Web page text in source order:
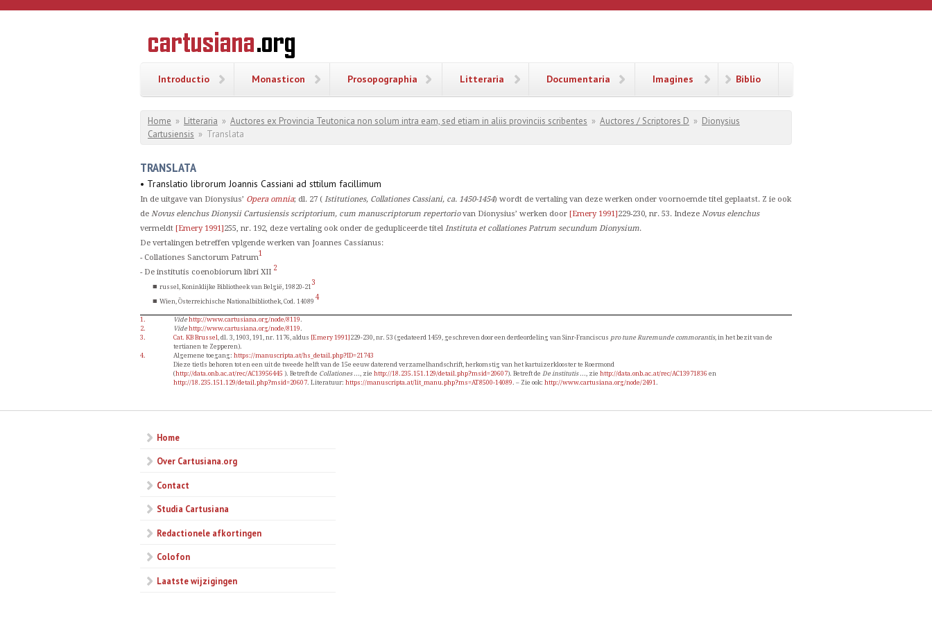
Overslaan en naar de inhoud gaan
CARTUSIANA
Geschiedenis
van de
Introductio Monasticon Prosopographia Litteraria Documentaria Imagines Biblio
U bent hier
Home » Litteraria » Auctores ex Provincia Teutonica non solum intra eam, sed etiam in aliis provinciis scribentes » Auctores / Scriptores D » Dionysius
Cartusiensis » Translata
TRANSLATA
• Translatio librorum Joannis Cassiani ad sttilum facillimum
In de uitgave van Dionysius’ Opera omnia; dl. 27 ( Istitutiones, Collationes Cassiani, ca. 1450-1454) wordt de vertaling van deze werken onder voornoemde titel geplaatst. Z ie ook
de Novus elenchus Dionysii Cartusiensis scriptorium, cum manuscriptorum repertoriovan Dionysius’ werken door [Emery 1991] 229-230, nr. 53. Indeze Novus elenchus
vermeldt [Emery 1991] 255, nr. 192, deze vertaling ook onder de gedupliceerde titel Instituta et collationes Patrum secundum Dionysium.
De vertalingen betreffen vplgende werken van Joannes Cassianus:
- Collationes Sanctorum Patrum
1
- De institutis coenobiorum libri XII
2
■ russel, Koninklijke Bibliotheek van België, 19820-21
3
■ Wien, Österreichische Nationalbibliothek, Cod. 14089
4
1. Vide http://www.cartusiana.org/node/8119.
2.
Vide http://www.cartusiana.org/node/8119.
3.
Cat. KB Brussel, dl. 3, 1903, 191, nr. 1176, aldus [Emery 1991] 229-230, nr. 53 (gedateerd 1459, geschreven door een derdeordeling van Sinr-Franciscus pro tune Ruremunde commorantis, in het bezit van de
tertianen te Zepperen).
4.
Algemene toegang: https://manuscripta.at/hs_detail.php?ID=21743
Dieze tietls behoren tot en een uit de tweede helft van de 15e eeuw daterend verzamelhandschrift, herkomstig van het kartuizerklooster te Roermond
(http://data.onb.ac.at/rec/AC13956445 ). Betreft de Collationes..., zie http://18.235.151.129/detail.php?msid=20607). Betreft de De institutis..., zie http://data.onb.ac.at/rec/AC13971836 en
http://18.235.151.129/detail.php?msid=20607. Literatuur: https://manuscripta.at/lit_manu.php?ms=AT8500-14089. – Zie ook: http://www.cartusiana.org/node/2491.
Home
Over Cartusiana.org
Contact
Studia Cartusiana
Redactionele afkortingen
Colofon
Laatste wijzigingen